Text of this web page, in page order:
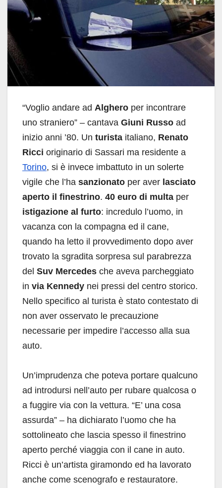
“Voglio andare ad Alghero per incontrare
uno straniero” – cantava Giuni Russo ad
inizio anni ’80. Un turista italiano, Renato
Ricci originario di Sassari ma residente a
Torino, si è invece imbattuto in un solerte
vigile che l’ha sanzionato per aver lasciato
aperto il finestrino. 40 euro di multa per
istigazione al furto: incredulo l’uomo, in
vacanza con la compagna ed il cane,
quando ha letto il provvedimento dopo aver
trovato la sgradita sorpresa sul parabrezza
del Suv Mercedes che aveva parcheggiato
in via Kennedy nei pressi del centro storico.
Nello specifico al turista è stato contestato di
non aver osservato le precauzione
necessarie per impedire l’accesso alla sua
auto.
Un’imprudenza che poteva portare qualcuno
ad introdursi nell’auto per rubare qualcosa o
a fuggire via con la vettura. “E’ una cosa
assurda” – ha dichiarato l’uomo che ha
sottolineato che lascia spesso il finestrino
aperto perché viaggia con il cane in auto.
Ricci è un’artista giramondo ed ha lavorato
anche come scenografo e restauratore.